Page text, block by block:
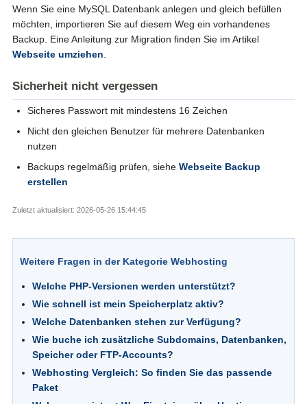
Wenn Sie eine MySQL Datenbank anlegen und gleich befüllen
möchten, importieren Sie auf diesem Weg ein vorhandenes
Backup. Eine Anleitung zur Migration finden Sie im Artikel
Webseite umziehen
Sicherheit nicht vergessen
Sicheres Passwort mit mindestens 16 Zeichen
Nicht den gleichen Benutzer für mehrere Datenbanken
nutzen
Backups regelmäßig prüfen, siehe Webseite Backup
erstellen
Zuletzt aktualisiert: 2026-05-26 15:44:45
Weitere Fragen in der Kategorie Webhosting
Welche PHP-Versionen werden unterstützt?
Wie schnell ist mein Speicherplatz aktiv?
Welche Datenbanken stehen zur Verfügung?
Wie buche ich zusätzliche Subdomains, Datenbanken,
Speicher oder FTP-Accounts?
Webhosting Vergleich: So finden Sie das passende
Paket